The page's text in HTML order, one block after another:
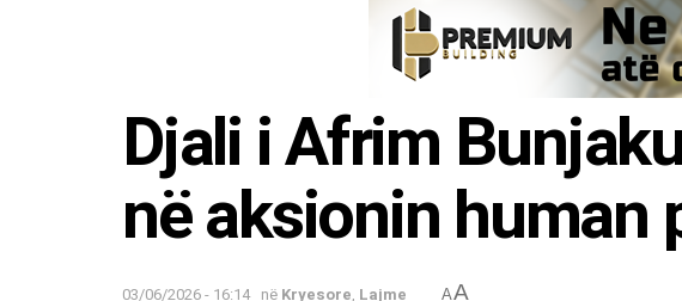
Djali i Afrim
në aksionin human
03/06/2026 - 16:14 në Kryesore, Lajme AA